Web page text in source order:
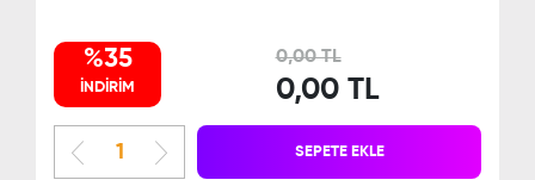
%35
İNDİRİM
0,00 TL
0,00 TL
SEPETE EKLE